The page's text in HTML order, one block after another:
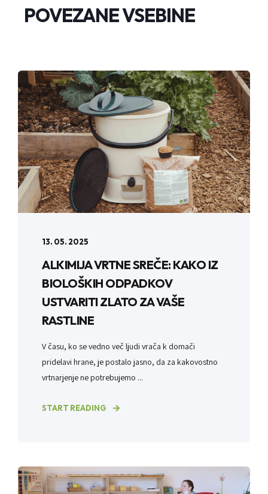
POVEZANE VSEBINE
13. 05. 2025
ALKIMIJA VRTNE SREČE: KAKO IZ
BIOLOŠKIH ODPADKOV
USTVARITI ZLATO ZA VAŠE
RASTLINE
V času, ko se vedno več ljudi vrača k domači
pridelavi hrane, je postalo jasno, da za kakovostno
vrtnarjenje ne potrebujemo ...
START READING